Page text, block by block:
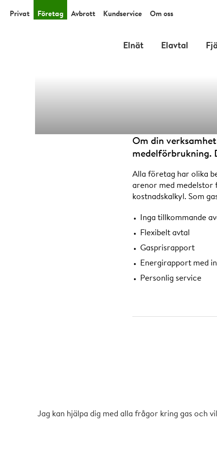
Privat Företag Avbrott Kundservice Om oss
Elnät Elavtal
Om din
medelförbrukning.
Alla företag har olika
arenor med medelstor
kostnadskalkyl. Som
Inga tillkommande
Flexibelt avtal
Gasprisrapport
Energirapport med
Personlig service
vid utebliven
gashandelsavtal med
Jag kan hjälpa dig med alla frågor kring gas och